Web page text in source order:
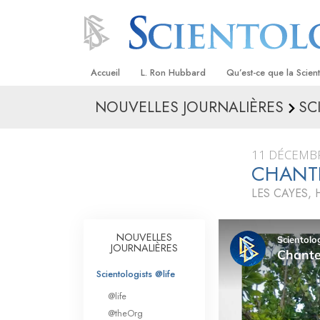
Accueil L. Ron Hubbard Qu’est-ce que la
Croyances et pratiques
Les scientologues et
Rencontrez un
À l’intérieur d’une
Les principes de
Scientologie
La Dianétique : Une
NOUVELLES JOURNALIÈRES
11
LES CAYES,
NOUVELLES
JOURNALIÈRES
Scientologists @life
@life
@theOrg